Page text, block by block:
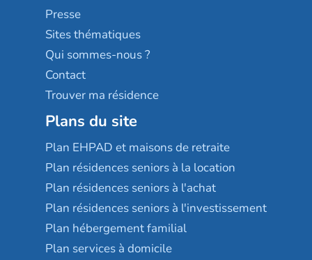
Sérénys
Résidences services Villa Médicis
Presse
Sites thématiques
Qui sommes-nous ?
Contact
Trouver ma résidence
Plans du site
Plan EHPAD et maisons de retraite
Plan résidences seniors à la location
Plan résidences seniors à l'achat
Plan résidences seniors à l'investissement
Plan hébergement familial
Plan services à domicile